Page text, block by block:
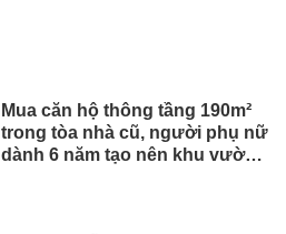
Mua căn hộ thông tầng 190m²
trong tòa nhà cũ, người phụ nữ
dành 6 năm tạo nên khu vườn